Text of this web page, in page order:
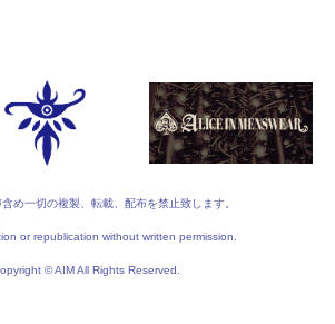
め一切の複製、転載、配布を禁止致します。
or republication without written permission.
© AIM All Rights Reserved.